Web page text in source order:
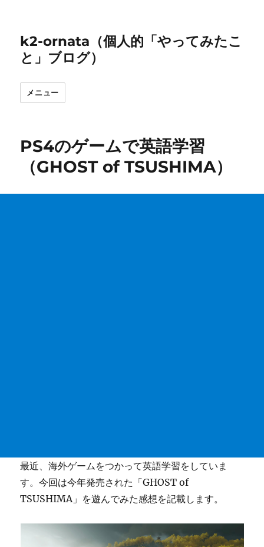
k2-ornata（個人的「やってみたこ
と」ブログ）
メニュー
PS4のゲームで英語学習
（GHOST of TSUSHIMA）
最近、海外ゲームをつかって英語学習をしていま
す。今回は今年発売された「GHOST of
TSUSHIMA」を遊んでみた感想を記載します。